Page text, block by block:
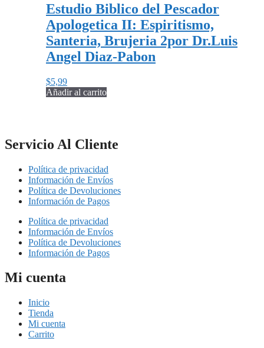
Estudio Biblico del Pescador
Apologetica II: Espiritismo,
Santeria, Brujeria 2por Dr.Luis
Angel Diaz-Pabon
$5,99
Añadir al carrito
Servicio Al Cliente
Política de privacidad
Información de Envíos
Política de Devoluciones
Información de Pagos
Política de privacidad
Información de Envíos
Política de Devoluciones
Información de Pagos
Mi cuenta
Inicio
Tienda
Mi cuenta
Carrito